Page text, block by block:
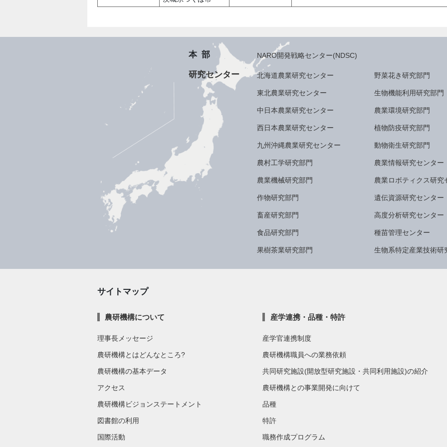
本部 NARO開発戦略センター(NDSC)
研究センター 北海道農業研究センター
東北農業研究センター
中日本農業研究センター
西日本農業研究センター
九州沖縄農業研究センター
農村工学研究部門
農業機械研究部門
作物研究部門
畜産研究部門
食品研究部門
果樹茶業研究部門
野菜花き研究部門
生物機能利用研究部門
農業環境研究部門
植物防疫研究部門
動物衛生研究部門
農業情報研究センター
農業ロボティクス研究
遺伝資源研究センター
高度分析研究センター
種苗管理センター
生物系特定産業技術研
サイトマップ
農研機構について
理事長メッセージ
農研機構とはどんなところ?
農研機構の基本データ
アクセス
農研機構ビジョンステートメント
図書館の利用
国際活動
産学連携・品種・特許
産学官連携制度
農研機構職員への業務依頼
共同研究施設(開放型研究施設・共同利用施設)の紹介
農研機構との事業開発に向けて
品種
特許
職務作成プログラム